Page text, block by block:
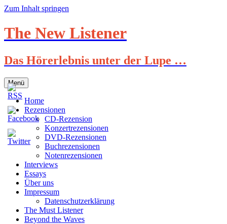
Zum Inhalt springen
The New Listener
Das Hörerlebnis unter der Lupe …
Menü
Home
Rezensionen
CD-Rezension
Konzertrezensionen
DVD-Rezensionen
Buchrezensionen
Notenrezensionen
Interviews
Essays
Über uns
Impressum
Datenschutzerklärung
The Must Listener
Beyond the Waves